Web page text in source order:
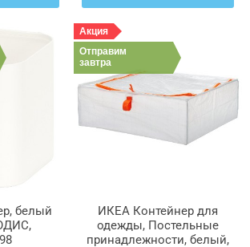
белый
Акция
Отправим
завтра
ИКЕА Контейнер для
одежды, Постельные
принадлежности, белый,